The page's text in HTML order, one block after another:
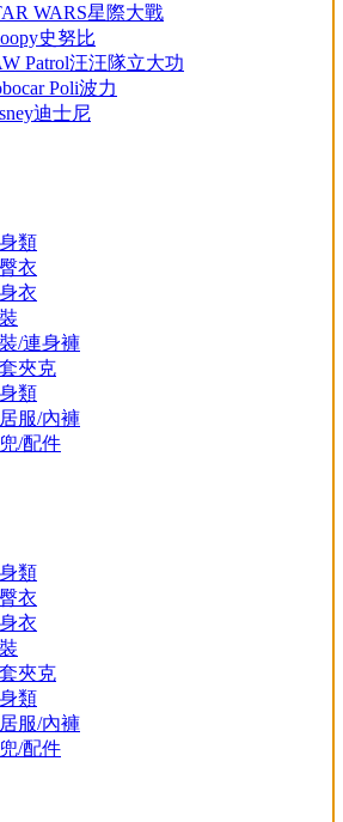
WARS星際大戰
史努比
Patrol汪汪隊立大功
Poli波力
迪士尼
類
衣
衣
/連身褲
夾克
類
服/內褲
/配件
類
衣
衣
夾克
類
服/內褲
/配件